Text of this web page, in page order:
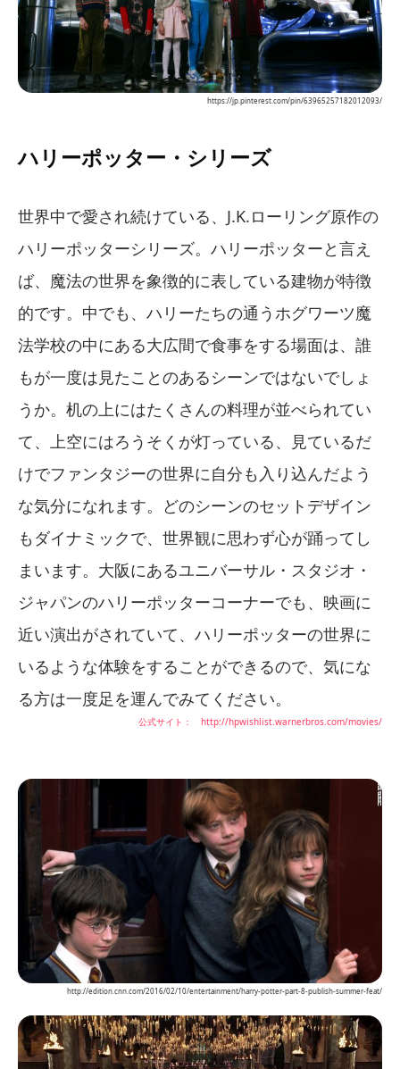
https://jp.pinterest.com/pin/63965257182012093/
ハリーポッター・シリーズ
世界中で愛され続けている、J.K.ローリング原作の
ハリーポッターシリーズ。ハリーポッターと言え
ば、魔法の世界を象徴的に表している建物が特徴
的です。中でも、ハリーたちの通うホグワーツ魔
法学校の中にある大広間で食事をする場面は、誰
もが一度は見たことのあるシーンではないでしょ
うか。机の上にはたくさんの料理が並べられてい
て、上空にはろうそくが灯っている、見ているだ
けでファンタジーの世界に自分も入り込んだよう
な気分になれます。どのシーンのセットデザイン
もダイナミックで、世界観に思わず心が踊ってし
まいます。大阪にあるユニバーサル・スタジオ・
ジャパンのハリーポッターコーナーでも、映画に
近い演出がされていて、ハリーポッターの世界に
いるような体験をすることができるので、気にな
る方は一度足を運んでみてください。
公式サイト： http://hpwishlist.warnerbros.com/movies/
http://edition.cnn.com/2016/02/10/entertainment/harry-potter-part-8-publish-summer-feat/